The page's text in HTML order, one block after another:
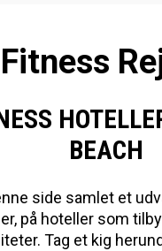
Fitness
BEACH
side samlet et
på hoteller som
Tag et kig